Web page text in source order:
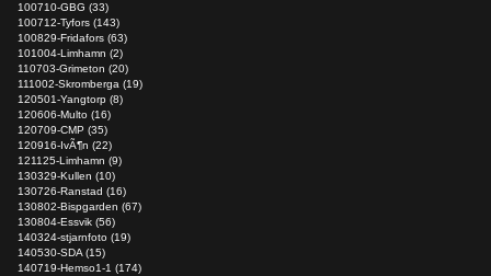
100710-GBG (33)
100712-Tyfors (143)
100829-Fridafors (63)
101004-Limhamn (2)
110703-Grimeton (20)
111002-Skromberga (19)
120501-Yangtorp (8)
120606-Multo (16)
120709-CMP (35)
120916-IvÃ¶n (22)
121125-Limhamn (9)
130329-Kullen (10)
130726-Ranstad (16)
130802-Bispgarden (67)
130804-Essvik (56)
140324-stjarnfoto (19)
140530-SDA (15)
140719-Hemso1-1 (174)